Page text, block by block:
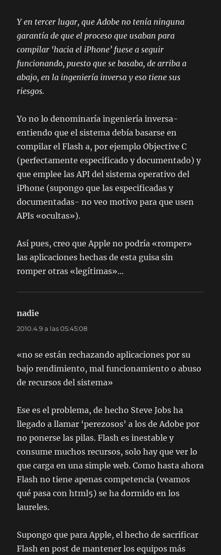
Y en tercer lugar, que Adobe no tenía ninguna
garantía de que el proceso que usaban para
compilar ‘hacia el iPhone’ fuese a seguir
funcionando, puesto que se basaba, de arriba a
abajo, en la ingeniería inversa y eso tiene sus
riesgos.
Yo no lo denominaría ingeniería inversa-
entiendo que el sistema debía basarse en
compilar el Flash a, por ejemplo Objective C
(perfectamente especificado y documentado) y
que emplee las API del sistema operativo del
iPhone (supongo que las especificadas y
documentadas- no veo motivo para que usen
APIs «ocultas»).
Así pues, creo que Apple no podría «romper»
las aplicaciones hechas de esta guisa sin
romper otras «legítimas»…
nadie
2010.4.9 a las 05:45:08
«no se están rechazando aplicaciones por su
bajo rendimiento, mal funcionamiento o abuso
de recursos del sistema»
Ese es el problema, de hecho Steve Jobs ha
llegado a llamar ‘perezosos’ a los de Adobe por
no ponerse las pilas. Flash es inestable y
consume muchos recursos, solo hay que ver lo
que carga en una simple web. Como hasta ahora
Flash no tiene apenas competencia (veamos
qué pasa con html5) se ha dormido en los
laureles.
Supongo que para Apple, el hecho de sacrificar
Flash en post de mantener los equipos más